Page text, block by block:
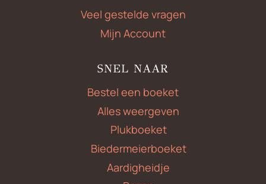
Veel gestelde vragen
Mijn Account
SNEL NAAR
Bestel een boeket
Alles weergeven
Plukboeket
Biedermeierboeket
Aardigheidje